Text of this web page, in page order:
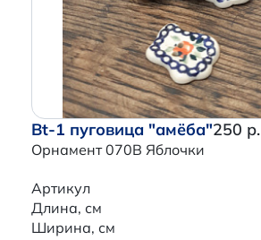
Bt-1 пуговица "амёба"
Орнамент 070B Яблочки
250 р.
Артикул
Длина, см
Ширина, см